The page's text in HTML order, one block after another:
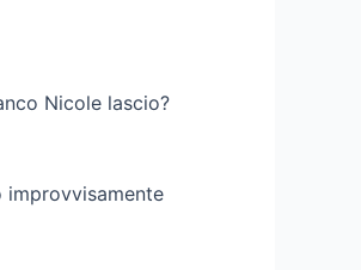
Nicole lascio?
improvvisamente